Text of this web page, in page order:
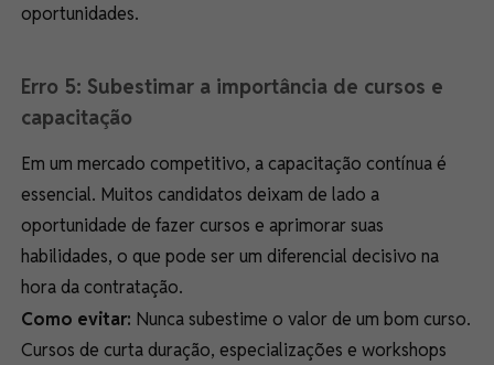
oportunidades.
Erro 5: Subestimar a importância de cursos e
capacitação
Em um mercado competitivo, a capacitação contínua é
essencial. Muitos candidatos deixam de lado a
oportunidade de fazer cursos e aprimorar suas
habilidades, o que pode ser um diferencial decisivo na
hora da contratação.
Como evitar: Nunca subestime o valor de um bom curso.
Cursos de curta duração, especializações e workshops